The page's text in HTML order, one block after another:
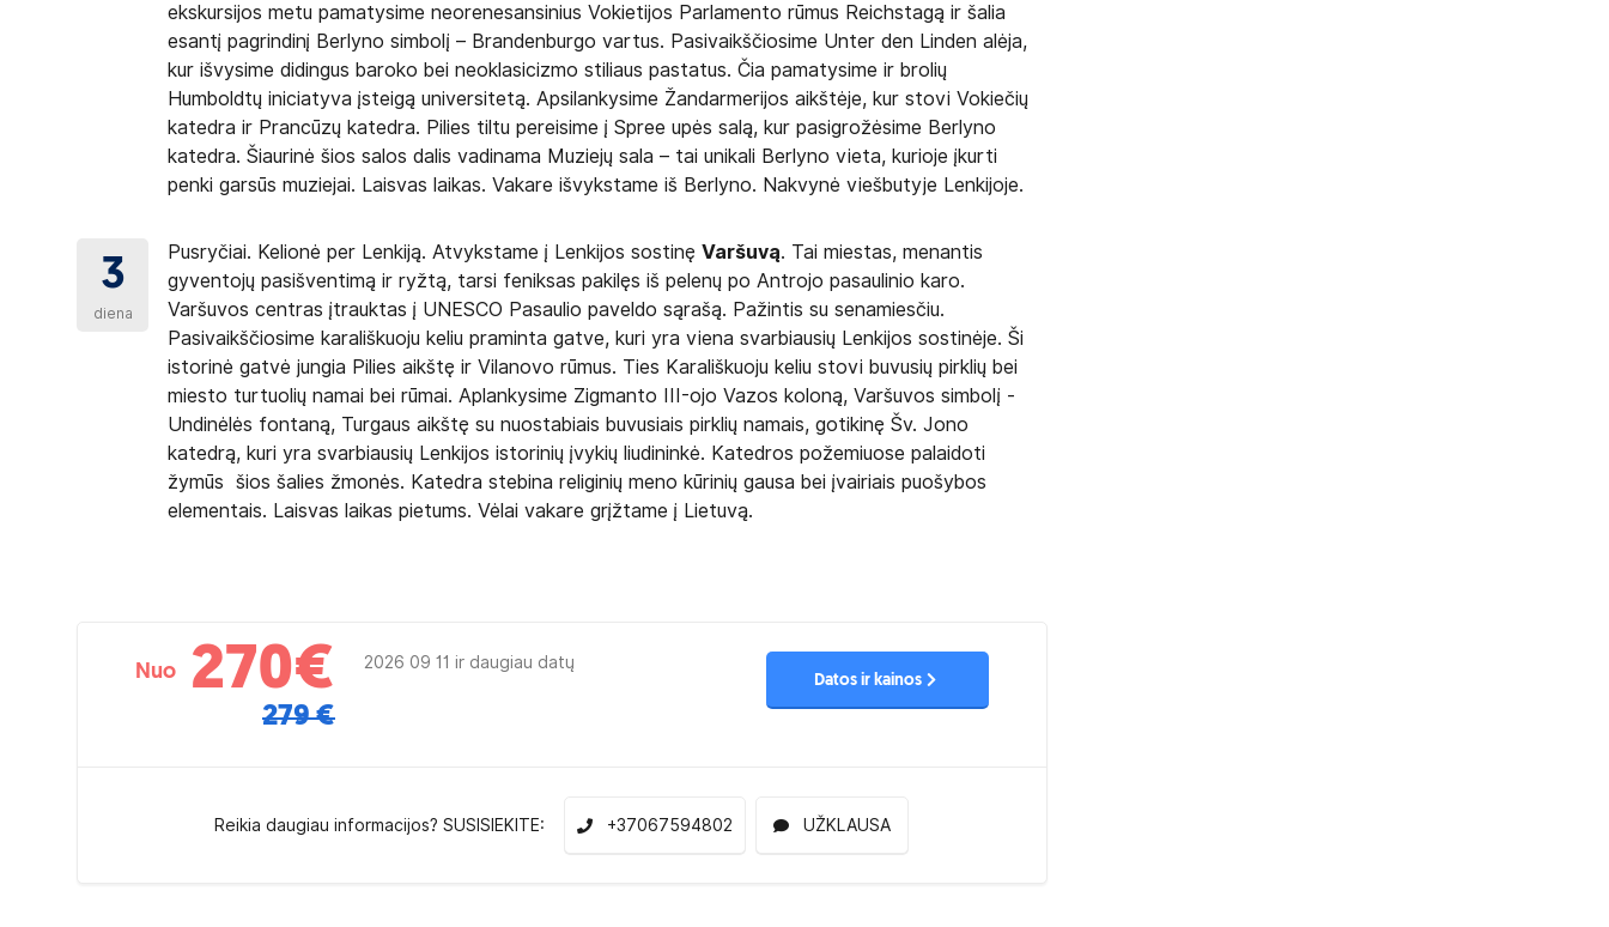
ekskursijos metu pamatysime neorenesansinius Vokietijos Parlamento rūmus Reichstagą ir šalia
esantį pagrindinį Berlyno simbolį – Brandenburgo vartus. Pasivaikščiosime Unter den Linden alėja,
kur išvysime didingus baroko bei neoklasicizmo stiliaus pastatus. Čia pamatysime ir brolių
Humboldtų iniciatyva įsteigą universitetą. Apsilankysime Žandarmerijos aikštėje, kur stovi Vokiečių
katedra ir Prancūzų katedra. Pilies tiltu pereisime į Spree upės salą, kur pasigrožėsime Berlyno
katedra. Šiaurinė šios salos dalis vadinama Muziejų sala – tai unikali Berlyno vieta, kurioje įkurti
penki garsūs muziejai. Laisvas laikas. Vakare išvykstame iš Berlyno. Nakvynė viešbutyje Lenkijoje.
3
diena
Pusryčiai. Kelionė per Lenkiją. Atvykstame į Lenkijos sostinęVaršuvą. Tai miestas, menantis
gyventojų pasišventimą ir ryžtą, tarsi feniksas pakilęs iš pelenų po Antrojo pasaulinio karo.
Varšuvos centras įtrauktas į UNESCO Pasaulio paveldo sąrašą. Pažintis su senamiesčiu.
Pasivaikščiosime karališkuoju keliu praminta gatve, kuri yra viena svarbiausių Lenkijos sostinėje. Ši
istorinė gatvė jungia Pilies aikštę ir Vilanovo rūmus. Ties Karališkuoju keliu stovi buvusių pirklių bei
miesto turtuolių namai bei rūmai. Aplankysime Zigmanto III-ojo Vazos koloną, Varšuvos simbolį -
Undinėlės fontaną, Turgaus aikštę su nuostabiais buvusiais pirklių namais, gotikinę Šv. Jono
katedrą, kuri yra svarbiausių Lenkijos istorinių įvykių liudininkė. Katedros požemiuose palaidoti
žymūs šios šalies žmonės. Katedra stebina religinių meno kūrinių gausa bei įvairiais puošybos
elementais. Laisvas laikas pietums. Vėlai vakare grįžtame į Lietuvą.
Nuo 270€
279 €
2026 09 11 ir daugiau datų
Datos ir kainos
Reikia daugiau informacijos? SUSISIEKITE: +37067594802 UŽKLAUSA